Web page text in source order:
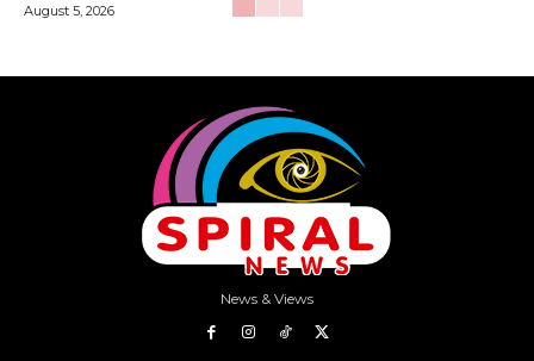
August 5, 2026
News & Views